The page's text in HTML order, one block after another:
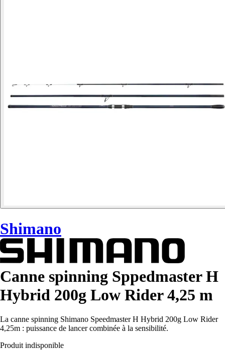
Shimano
Canne spinning Sppedmaster H
Hybrid 200g Low Rider 4,25 m
La canne spinning Shimano Speedmaster H Hybrid 200g Low Rider
4,25m : puissance de lancer combinée à la sensibilité.
Produit indisponible